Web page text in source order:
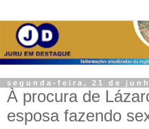
segunda-feira, 21 de
À procura de
esposa fazendo